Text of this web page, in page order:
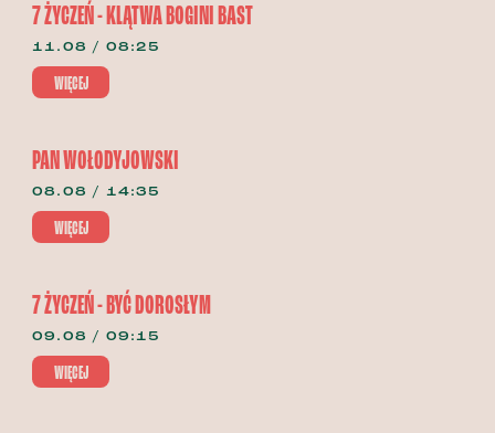
7 ŻYCZEŃ - KLĄTWA BOGINI BAST
11.08 / 08:25
WIĘCEJ
PAN WOŁODYJOWSKI
08.08 / 14:35
WIĘCEJ
7 ŻYCZEŃ - BYĆ DOROSŁYM
09.08 / 09:15
WIĘCEJ